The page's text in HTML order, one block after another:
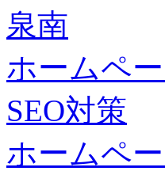
泉南
ホームペ
SEO対策
ホームペ